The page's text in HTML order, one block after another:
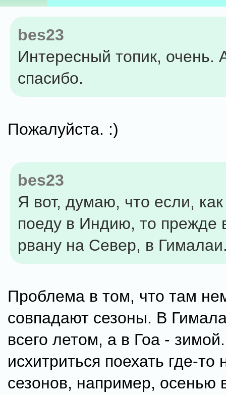
bes23
Интересный топик, очень.
спасибо.
Пожалуйста. :)
bes23
Я вот, думаю, что если,
поеду в Индию, то прежде
рвану на Север, в
Проблема в том, что там
совпадают сезоны. В
всего летом, а в Гоа -
исхитриться поехать где-то
сезонов, например, осенью